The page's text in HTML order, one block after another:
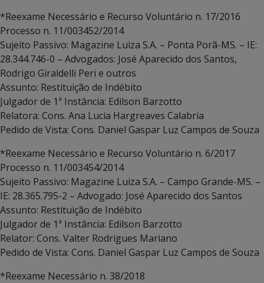
*Reexame Necessário e Recurso Voluntário n. 17/2016
Processo n. 11/003452/2014
Sujeito Passivo: Magazine Luiza S.A. – Ponta Porã-MS. – IE:
28.344.746-0 – Advogados: José Aparecido dos Santos,
Rodrigo Giraldelli Peri e outros
Assunto: Restituição de Indébito
Julgador de 1ª Instância: Edilson Barzotto
Relatora: Cons. Ana Lucia Hargreaves Calabria
Pedido de Vista: Cons. Daniel Gaspar Luz Campos de Souza
*Reexame Necessário e Recurso Voluntário n. 6/2017
Processo n. 11/003454/2014
Sujeito Passivo: Magazine Luiza S.A. – Campo Grande-MS. –
IE: 28.365.795-2 – Advogado: José Aparecido dos Santos
Assunto: Restituição de Indébito
Julgador de 1ª Instância: Edilson Barzotto
Relator: Cons. Valter Rodrigues Mariano
Pedido de Vista: Cons. Daniel Gaspar Luz Campos de Souza
*Reexame Necessário n. 38/2018